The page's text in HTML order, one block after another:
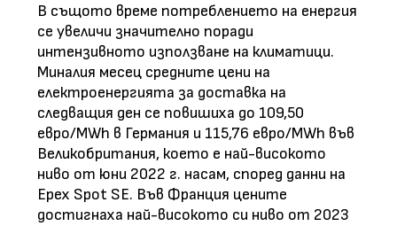
В същото време потреблението на енергия
се увеличи значително поради
интензивното използване на климатици.
Миналия месец средните цени на
електроенергията за доставка на
следващия ден се повишиха до 109,50
евро/MWh в Германия и 115,76 евро/MWh във
Великобритания, което е най-високото
ниво от юни 2022 г. насам, според данни на
Epex Spot SE. Във Франция цените
достигнаха най-високото си ниво от 2023